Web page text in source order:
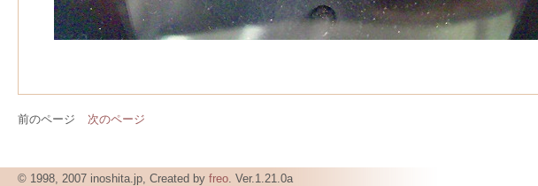
前のページ
次のページ
© 1998, 2007 inoshita.jp, Created by freo. Ver.1.21.0a